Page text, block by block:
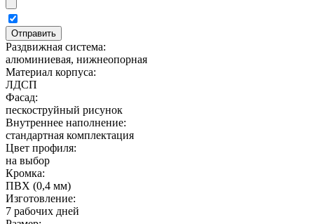
Раздвижная система:
алюминиевая, нижнеопорная
Материал корпуса:
ЛДСП
Фасад:
пескоструйный рисунок
Внутреннее наполнение:
стандартная комплектация
Цвет профиля:
на выбор
Кромка:
ПВХ (0,4 мм)
Изготовление:
7 рабочих дней